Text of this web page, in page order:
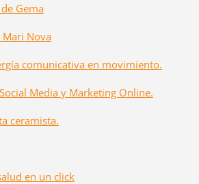
Gema
Nova
comunicativa en movimiento.
Media y Marketing Online.
ceramista.
en un click